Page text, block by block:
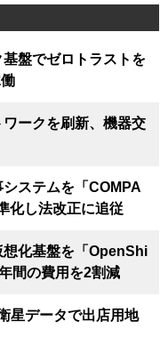
盤でゼロトラストを
ークを刷新、機器交
ステムを「COMPA
化し法改正に追従
化基盤を「OpenShi
間の費用を2割減
星データで出店用地